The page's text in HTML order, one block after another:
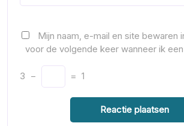
Mijn naam, e-mail en site bewaren
voor de volgende keer wanneer ik
3 − = 1